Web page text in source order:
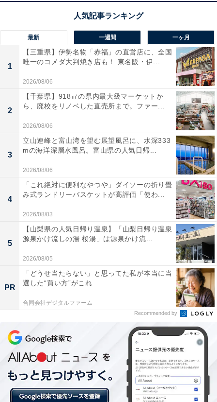
最新 一週間 一ヶ月
1
【三重県】伊勢名物「赤福」の直営店に、全国
唯一のコメダ大判焼き店も！ 東名阪・伊...
2026/08/06
2
【千葉県】918㎡の県内最大級マーケットか
ら、廃校をリノベした直売所まで。ファー...
2026/08/06
3
立山連峰と富山湾を望む展望風呂に、水深333
mの海洋深層水風呂。富山県の人気日帰...
2026/08/06
4
「これ絶対に便利なやつや」ダイソーの折り畳
み式ランドリーバスケットが高評価「使わ...
2026/08/03
5
【山梨県の人気日帰り温泉】「山梨日帰り温泉
源泉かけ流しの湯 桜湯」は源泉かけ流...
2026/08/05
PR
「どうせ当たらない」と思ってた私が本当に当
選した“買い方”がこれ
合同会社デジタルファーム
Recommended by